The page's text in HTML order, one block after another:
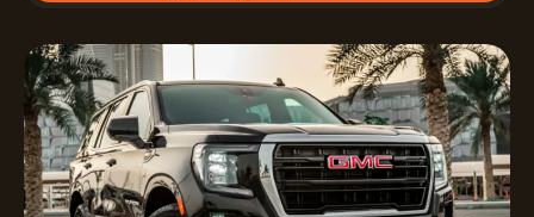
7
o
u
t
o
f